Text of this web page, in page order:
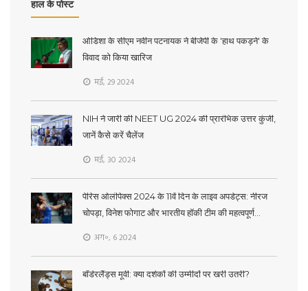
हाल के पोस्ट
ओडिशा के सीएम नवीन पटनायक ने बीजेपी के 'हाथ पकड़ने' के
विवाद को किया खारिज
मई, 29 2024
NIH ने जारी की NEET UG 2024 की प्रारंभिक उत्तर कुंजी,
जानें कैसे करें चैलेंज
मई, 30 2024
पेरिस ओलंपिक्स 2024 के 11वें दिन के लाइव अपडेट्स: नीरज
चोपड़ा, विनेश फोगाट और भारतीय हॉकी टीम की महत्वपूर्ण
अग॰, 6 2024
बॉर्डरलैंड्स मूवी: क्या दर्शकों की उम्मीदों पर खरी उतरी?